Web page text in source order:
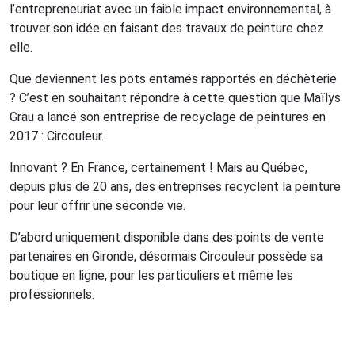
l’entrepreneuriat avec un faible impact environnemental, à
trouver son idée en faisant des travaux de peinture chez
elle.
Que deviennent les pots entamés rapportés en déchèterie
? C’est en souhaitant répondre à cette question que Maïlys
Grau a lancé son entreprise de recyclage de peintures en
2017 : Circouleur.
Innovant ? En France, certainement ! Mais au Québec,
depuis plus de 20 ans, des entreprises recyclent la peinture
pour leur offrir une seconde vie.
D’abord uniquement disponible dans des points de vente
partenaires en Gironde, désormais Circouleur possède sa
boutique en ligne, pour les particuliers et même les
professionnels.